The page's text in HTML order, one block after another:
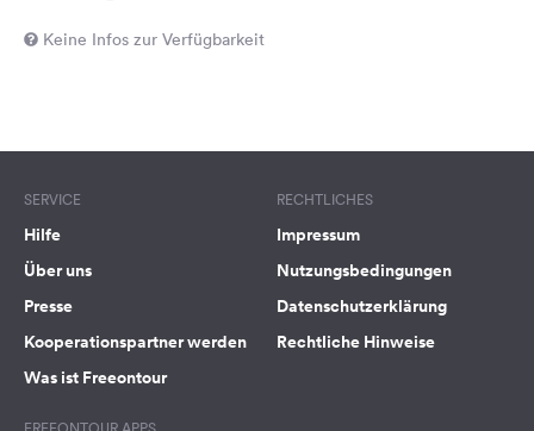
Keine Infos zur Verfügbarkeit
SERVICE
Hilfe
Über uns
Presse
Kooperationspartner werden
Was ist Freeontour
RECHTLICHES
Impressum
Nutzungsbedingungen
Datenschutzerklärung
Rechtliche Hinweise